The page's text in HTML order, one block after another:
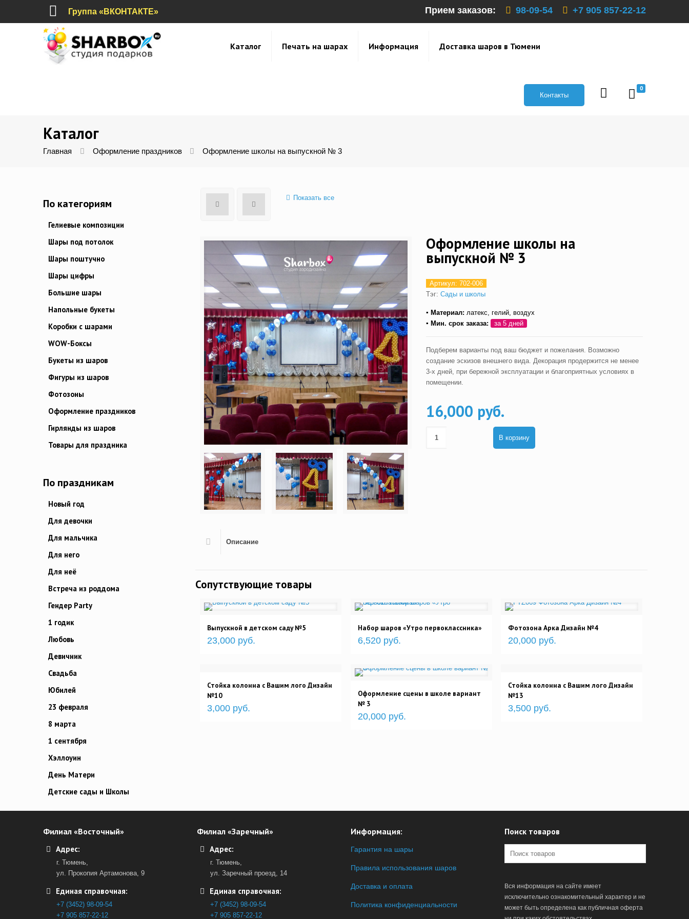
Прием заказов: 98-09-54 +7 905 857-22-12
Группа «ВКОНТАКТЕ»
Каталог Печать на шарах Информация Доставка шаров в Тюмени
0
Контакты
Каталог
Главная Оформление праздников Оформление школы на выпускной № 3
Показать все
Оформление школы на
выпускной № 3
Артикул: 702-006
Тэг: Сады и школы
▪ Материал: латекс, гелий, воздух
▪ Мин. срок заказа:
за 5 дней
Подберем варианты под ваш бюджет и пожелания. Возможно
создание эскизов внешнего вида. Декорация продержится не менее
3-х дней, при бережной эксплуатации и благоприятных условиях в
помещении.
16,000 руб.
В корзину
Описание
Сопутствующие товары
Выпускной в детском саду №5
23,000 руб.
Набор шаров «Утро первоклассника»
6,520 руб.
Фотозона Арка Дизайн №4
20,000 руб.
Стойка колонна с Вашим лого Дизайн
№10
3,000 руб.
Оформление сцены в школе вариант
№ 3
20,000 руб.
Стойка колонна с Вашим лого Дизайн
№13
3,500 руб.
По категориям
Гелиевые композиции
Шары под потолок
Шары поштучно
Шары цифры
Большие шары
Напольные букеты
Коробки с шарами
WOW-Боксы
Букеты из шаров
Фигуры из шаров
Фотозоны
Оформление праздников
Гирлянды из шаров
Товары для праздника
По праздникам
Новый год
Для девочки
Для мальчика
Для него
Для неё
Встреча из роддома
Гендер Party
1 годик
Любовь
Девичник
Свадьба
Юбилей
23 февраля
8 марта
1 сентября
Хэллоуин
День Матери
Детские сады и Школы
Филиал «Восточный»
Адрес:
г. Тюмень,
ул. Прокопия Артамонова, 9
Единая справочная:
+7 (3452) 98-09-54
+7 905 857-22-12
Филиал «Заречный»
Адрес:
г. Тюмень,
ул. Заречный проезд, 14
Единая справочная:
+7 (3452) 98-09-54
+7 905 857-22-12
Информация:
Гарантия на шары
Правила использования шаров
Доставка и оплата
Политика конфиденциальности
Поиск товаров
Вся информация на сайте имеет
исключительно ознакомительный характер и не
может быть определена как публичная оферта